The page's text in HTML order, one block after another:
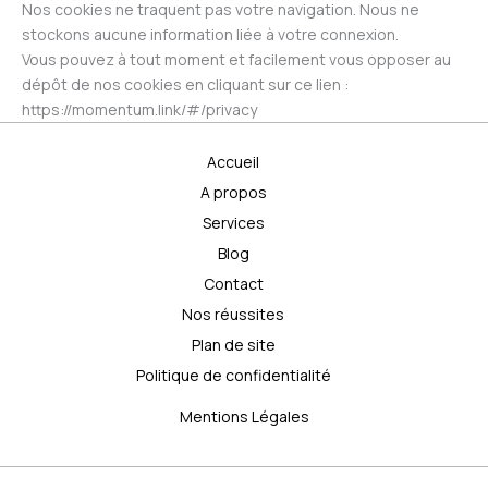
Nos cookies ne traquent pas votre navigation. Nous ne
stockons aucune information liée à votre connexion.
Vous pouvez à tout moment et facilement vous opposer au
dépôt de nos cookie​s​ en cliquant​ sur ce lien :​
https://momentum.link/#/privacy
Accueil
A propos
Services
Blog
Contact
Nos réussites
Plan de site
Politique de confidentialité
Mentions Légales